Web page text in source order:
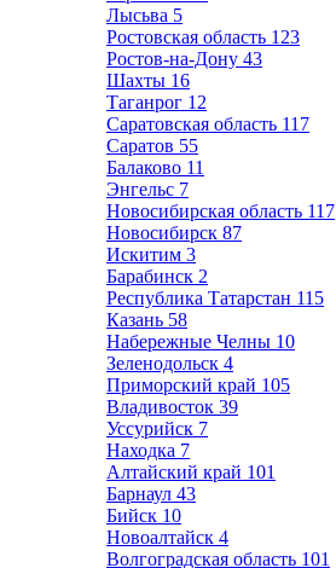
Лысьва 5
Ростовская область 123
Ростов-на-Дону 43
Шахты 16
Таганрог 12
Саратовская область 117
Саратов 55
Балаково 11
Энгельс 7
Новосибирская область 117
Новосибирск 87
Искитим 3
Барабинск 2
Республика Татарстан 115
Казань 58
Набережные Челны 10
Зеленодольск 4
Приморский край 105
Владивосток 39
Уссурийск 7
Находка 7
Алтайский край 101
Барнаул 43
Бийск 10
Новоалтайск 4
Волгоградская область 101